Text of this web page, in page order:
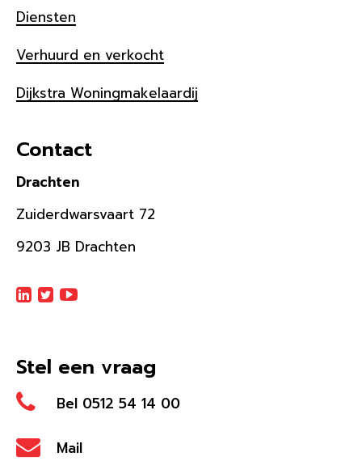
Diensten
Verhuurd en verkocht
Dijkstra Woningmakelaardij
Contact
Drachten
Zuiderdwarsvaart 72
9203 JB Drachten
Stel een vraag
Bel 0512 54 14 00
Mail